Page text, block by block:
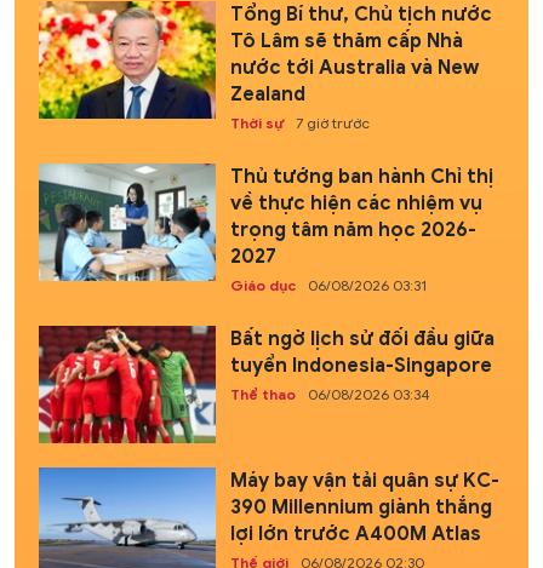
Tổng Bí thư, Chủ tịch nước
Tô Lâm sẽ thăm cấp Nhà
nước tới Australia và New
Zealand
Thời sự 7 giờ trước
Thủ tướng ban hành Chỉ thị
về thực hiện các nhiệm vụ
trọng tâm năm học 2026-
2027
Giáo dục 06/08/2026 03:31
Bất ngờ lịch sử đối đầu giữa
tuyển Indonesia-Singapore
Thể thao 06/08/2026 03:34
Máy bay vận tải quân sự KC-
390 Millennium giành thắng
lợi lớn trước A400M Atlas
Thế giới 06/08/2026 02:30